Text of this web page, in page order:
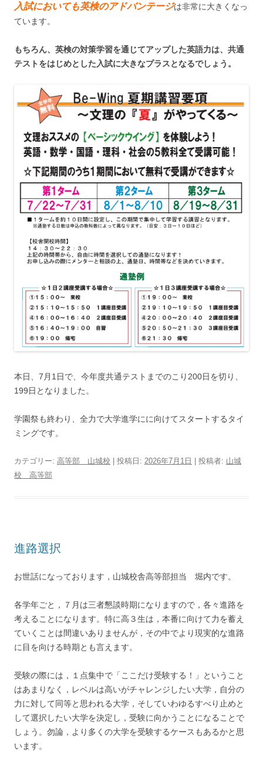
入試においても英検のアドバンテージは非常に大きくなっ
ています。
もちろん、英検の対策学習を通じてアップした英語力は、共通
テストをはじめとした入試に大きなプラスとなるでしょう。
本日、7月1日で、今年度共通テストまでのこり200日を切り、
199日となりました。
学園祭も終わり、全力で大学進学にに向けてスタートするタイ
ミングです。
カテゴリー: 高等部 山城校 | 投稿日: 2026年7月1日 投稿者: 山城
校 高等部
進路選択
お世話になっております，山城校舎高等部担当 堀内です。
各学年ごと，７月は三者懇談時期になりますので，各々進路を
考えることになります。特に高３生は，本番に向けて力を蓄え
ていくことは間違いありませんが，その中でより現実的な進路
に目を向ける時期とも言えます。
受験の際には，１点集中で「ここだけ受験する！」ということ
はあまりなく，レベルは高いがチャレンジしたい大学，自分の
力に対して同等と思われる大学，そしていわゆるすべり止めと
して選択したい大学を決定し，受験に向かうことになることで
しょう。勿論，より多くの大学を受験するケースもあるかと思
います。